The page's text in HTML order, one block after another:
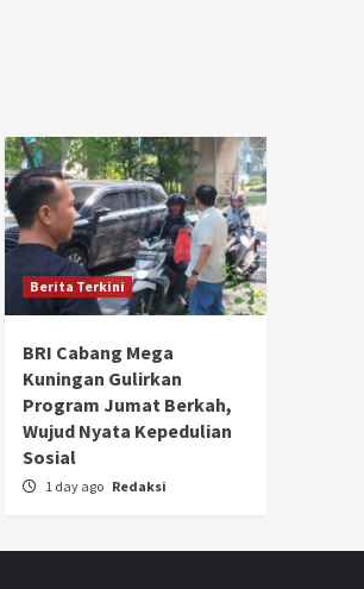
Berita Terkini
BRI Cabang Mega
Kuningan Gulirkan
Program Jumat Berkah,
Wujud Nyata Kepedulian
Sosial
1 day ago Redaksi